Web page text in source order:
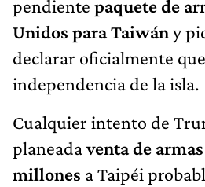
pendiente paquete de
Unidos para Taiwány
declarar oficialmente
independencia de la isla.
Cualquier intento de
planeadaventa de
millones a Taipéi